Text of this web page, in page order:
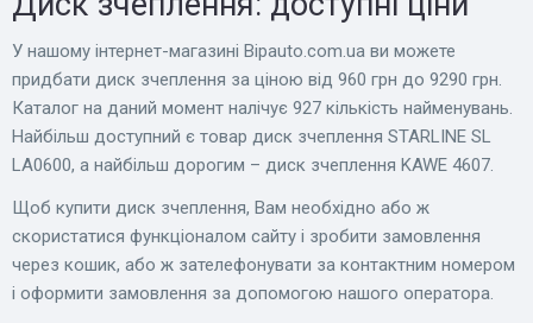
У нашому інтернет-магазині Bіpauto.com.ua ви можете
придбати диск зчеплення за ціною від 960 грн до 9290 грн.
Каталог на даний момент налічує 927 кількість найменувань.
Найбільш доступний є товар диск зчеплення STARLINE SL
LA0600, а найбільш дорогим – диск зчеплення KAWE 4607.
Щоб купити диск зчеплення, Вам необхідно або ж
скористатися функціоналом сайту і зробити замовлення
через кошик, або ж зателефонувати за контактним номером
і оформити замовлення за допомогою нашого оператора.